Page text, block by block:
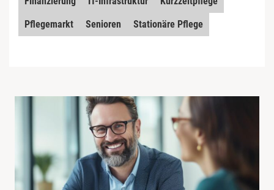
Pflegemarkt
Senioren Stationäre Pflege